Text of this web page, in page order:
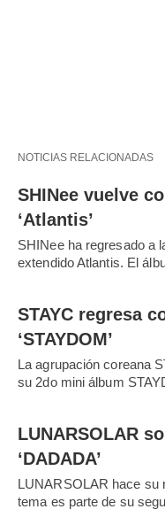
NOTICIAS RELACIONADAS
SHINee vuelve
‘Atlantis’
SHINee ha regresado a
extendido Atlantis. El
STAYC regresa
‘STAYDOM’
La agrupación coreana
su 2do mini álbum
LUNARSOLAR
‘DADADA’
LUNARSOLAR hace su
tema es parte de su